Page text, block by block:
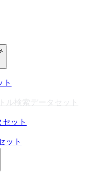
ト
ル検索データセット
ット
ット